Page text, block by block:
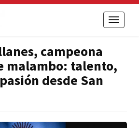
Toggle
campeona
malambo: talento,
desde San